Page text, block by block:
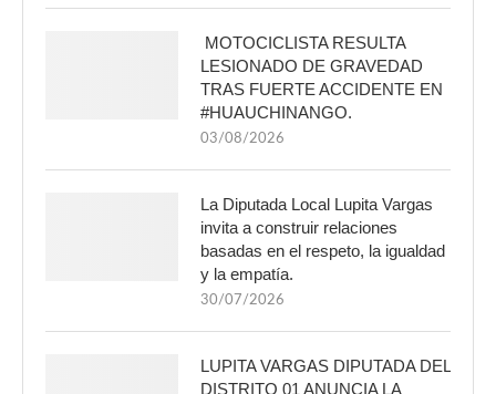
MOTOCICLISTA RESULTA
LESIONADO DE GRAVEDAD
TRAS FUERTE ACCIDENTE EN
#HUAUCHINANGO.
03/08/2026
La Diputada Local Lupita Vargas
invita a construir relaciones
basadas en el respeto, la igualdad
y la empatía.
30/07/2026
LUPITA VARGAS DIPUTADA DEL
DISTRITO 01 ANUNCIA LA